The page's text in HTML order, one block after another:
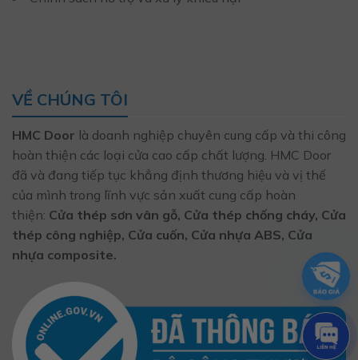
VỀ CHÚNG TÔI
HMC Door là doanh nghiệp chuyên cung cấp và thi công
hoàn thiện các loại cửa cao cấp chất lượng. HMC Door
đã và đang tiếp tục khẳng định thương hiệu và vị thế
của mình trong lĩnh vực sản xuất cung cấp hoàn
thiện: Cửa thép sơn vân gỗ, Cửa thép chống cháy, Cửa
thép công nghiệp, Cửa cuốn, Cửa nhựa ABS, Cửa
nhựa composite.